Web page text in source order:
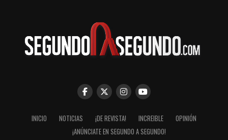
INICIO NOTICIAS ¡DE REVISTA! INCREIBLE
OPINIÓN
¡ANÚNCIATE EN SEGUNDO A SEGUNDO!